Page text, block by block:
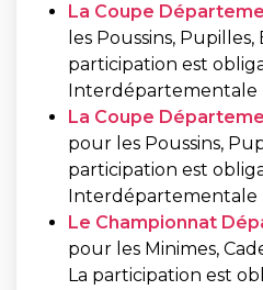
La Coupe
les Poussins, Pupilles,
participation est
Interdépartementale
La Coupe
pour les Poussins,
participation est
Interdépartementale
Le Championnat
pour les Minimes,
La participation est